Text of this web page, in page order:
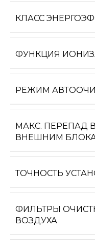
КЛАСС
ФУНКЦИЯ
РЕЖИМ
МАКС. ПЕРЕПАД
ВНЕШНИМ
ТОЧНОСТЬ
ФИЛЬТРЫ
ВОЗДУХА